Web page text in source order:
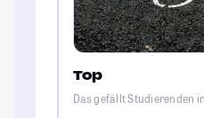
Top
Das gefällt Studierenden